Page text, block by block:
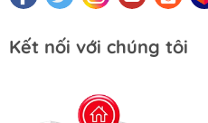
Kết nối với chúng tôi